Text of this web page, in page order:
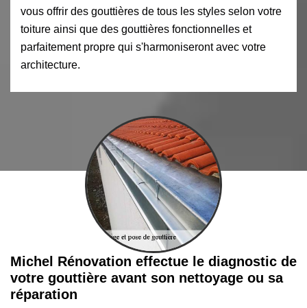
vous offrir des gouttières de tous les styles selon votre
toiture ainsi que des gouttières fonctionnelles et
parfaitement propre qui s'harmoniseront avec votre
architecture.
Michel Rénovation effectue le diagnostic de
votre gouttière avant son nettoyage ou sa
réparation